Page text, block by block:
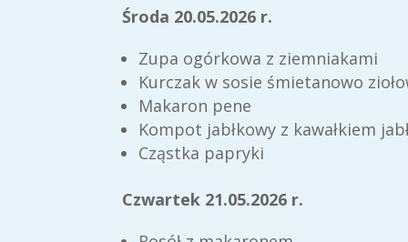
Środa 20.05.2026 r.
Zupa ogórkowa z ziemniakami
Kurczak w sosie śmietanowo
Makaron pene
Kompot jabłkowy z kawałkiem
Cząstka papryki
Czwartek 21.05.2026 r.